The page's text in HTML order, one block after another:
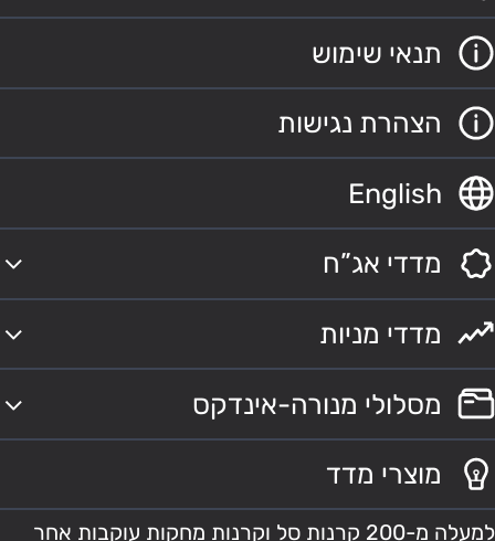
תנאי שימוש
הצהרת נגישות
English
מדדי אג”ח
מדדי מניות
מסלולי מנורה-אינדקס
מוצרי מדד
למעלה מ-200 קרנות סל וקרנות מחקות עוקבות אחר